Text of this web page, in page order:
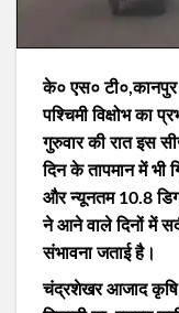
के० एस० टी०,कानपुर
पश्चिमी विक्षोभ का
गुरुवार की रात इस
दिन के तापमान में भी
और न्यूनतम 10.8
ने आने वाले दिनों में
संभावना जताई है।
चंद्रशेखर आजाद कृषि